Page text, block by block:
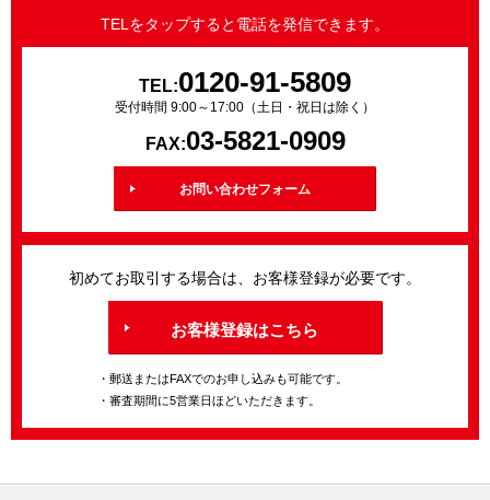
TELをタップすると電話を発信できます。
TEL:0120-91-5809
受付時間 9:00～17:00（土日・祝日は除く）
FAX:03-5821-0909
お問い合わせフォーム
初めてお取引する場合は、お客様登録が必要です。
お客様登録はこちら
・郵送またはFAXでのお申し込みも可能です。
・審査期間に5営業日ほどいただきます。